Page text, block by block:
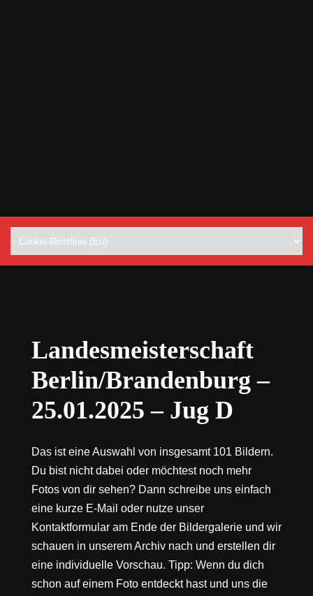
Landesmeisterschaft
Berlin/Brandenburg –
25.01.2025 – Jug D
Das ist eine Auswahl von insgesamt 101 Bildern.
Du bist nicht dabei oder möchtest noch mehr
Fotos von dir sehen? Dann schreibe uns einfach
eine kurze E-Mail oder nutze unser
Kontaktformular am Ende der Bildergalerie und wir
schauen in unserem Archiv nach und erstellen dir
eine individuelle Vorschau. Tipp: Wenn du dich
schon auf einem Foto entdeckt hast und uns die